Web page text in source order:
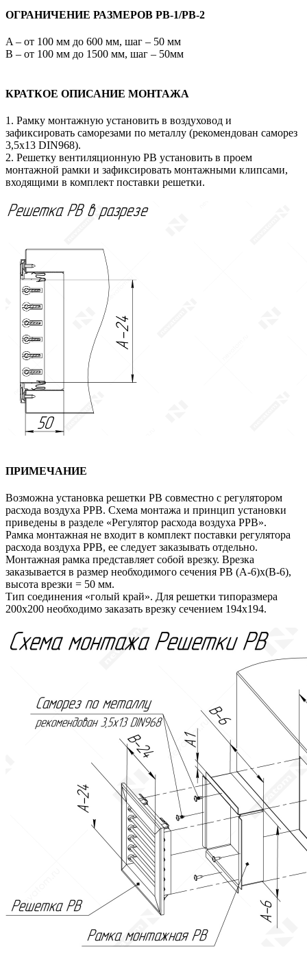
ОГРАНИЧЕНИЕ РАЗМЕРОВ РВ-1/РВ-2
A – от 100 мм до 600 мм, шаг – 50 мм
В – от 100 мм до 1500 мм, шаг – 50мм
КРАТКОЕ ОПИСАНИЕ МОНТАЖА
1. Рамку монтажную установить в воздуховод и
зафиксировать саморезами по металлу (рекомендован саморез
3,5х13 DIN968).
2. Решетку вентиляционную РВ установить в проем
монтажной рамки и зафиксировать монтажными клипсами,
входящими в комплект поставки решетки.
ПРИМЕЧАНИЕ
Возможна установка решетки РВ совместно с регулятором
расхода воздуха РРВ. Схема монтажа и принцип установки
приведены в разделе «Регулятор расхода воздуха РРВ».
Рамка монтажная не входит в комплект поставки регулятора
расхода воздуха РРВ, ее следует заказывать отдельно.
Монтажная рамка представляет собой врезку. Врезка
заказывается в размер необходимого сечения РВ (А-6)х(В-6),
высота врезки = 50 мм.
Тип соединения «голый край». Для решетки типоразмера
200х200 необходимо заказать врезку сечением 194х194.